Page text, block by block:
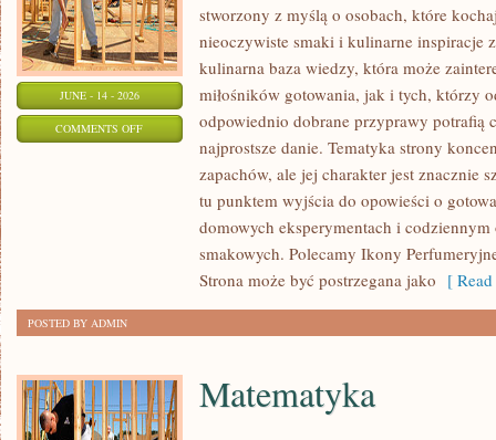
JUNE - 14 - 2026
COMMENTS OFFON
stworzony z myślą o osobach, które
nieoczywiste smaki i kulinarne inspiracje
kulinarna baza wiedzy, która może
miłośników gotowania, jak i tych, którzy
odpowiednio dobrane przyprawy potrafią
najprostsze danie. Tematyka strony
zapachów, ale jej charakter jest znacznie
tu punktem wyjścia do opowieści o
domowych eksperymentach i
smakowych. Polecamy Ikony
Strona może być postrzegana jako [
POSTED BY ADMIN
Matematyka